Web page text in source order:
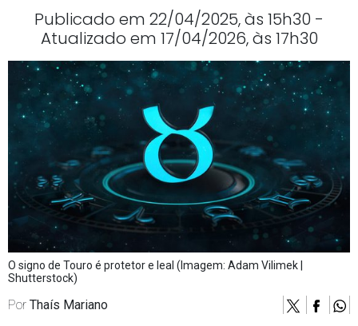
Publicado em 22/04/2025, às 15h30 -
Atualizado em 17/04/2026, às 17h30
O signo de Touro é protetor e leal (Imagem: Adam Vilimek |
Shutterstock)
Por Thaís Mariano